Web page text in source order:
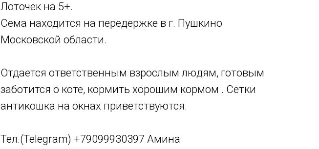
Лоточек на 5+.
Сема находится на передержке в г. Пушкино
Московской области.
Отдается ответственным взрослым людям, готовым
заботится о коте, кормить хорошим кормом . Сетки
антикошка на окнах приветствуются.
Тел.(Telegram) +79099930397 Амина